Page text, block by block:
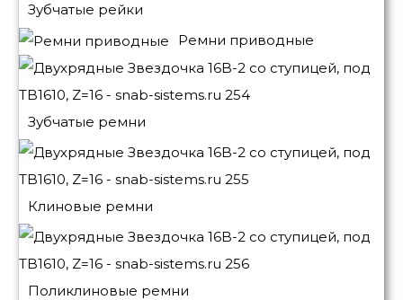
Зубчатые рейки
Ремни приводные
Зубчатые ремни
Клиновые ремни
Поликлиновые ремни